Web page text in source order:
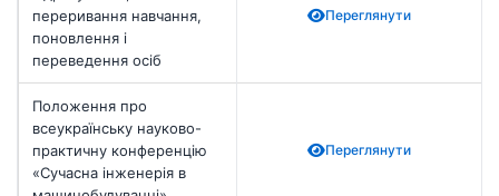
переривання навчання,
поновлення і
переведення осіб
Переглянути
Положення про
всеукраїнську науково-
практичну конференцію
«Сучасна інженерія в
Переглянути